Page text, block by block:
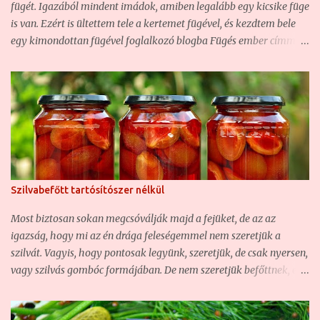
télire. Ez pedig nem lesz más, mint a boltok polcairól már t...
fügét. Igazából mindent imádok, amiben legalább egy kicsike füge
is van. Ezért is ültettem tele a kertemet fügével, és kezdtem bele
egy kimondottan fügével foglalkozó blogba Fügés ember címmel.
elterjedt jelenség, mint a házikertekben, ezért nagyon nehéz jó
fügés recepteket fellelni magyar háziasszonyok tollából. A
magyar weben keringő fügelikőrök is nagyjából mind ugyanazok.
Végy egy kis vodkát vagy pálinkát, dobálj bele fügét, önts bele
cukrot, hagyd állni, szűrd le, aztán kész is. A merészebbek talán
már fahéjat, vagy netán vaníliát is tesznek bele... Aki rendszeres
olvasója a feleségemmel közösen vezetett blogunknak, az viszont
jól tudja, hogy én ennél ínyencebb vagyok. Szeretem a finom
ízeket, az illatos fűszereket, és a különleges, de ugyanakkor jól
eltalált recepteket. Hajlandó vagyok kísérletezni is, így sokszor
itt-o...
Szilvabefőtt tartósítószer nélkül
Most biztosan sokan megcsóválják majd a fejüket, de az az
igazság, hogy mi az én drága feleségemmel nem szeretjük a
szilvát. Vagyis, hogy pontosak legyünk, szeretjük, de csak nyersen,
vagy szilvás gombóc formájában. De nem szeretjük befőttnek, és
nagyon készítünk. Azonban, mint említettem az előbb, a szilvás